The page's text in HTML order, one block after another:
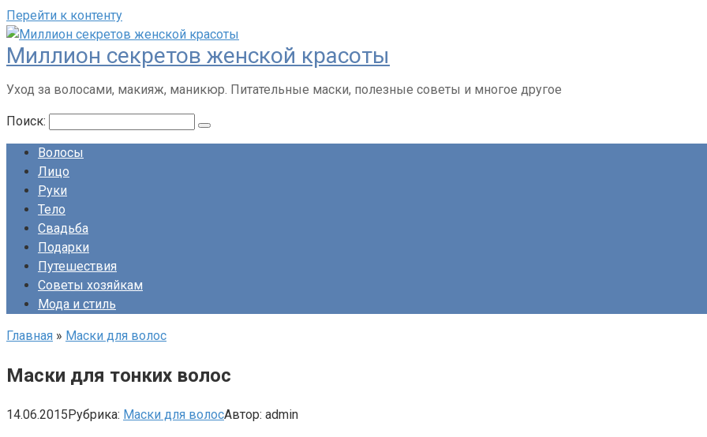
Перейти к контенту
Миллион секретов женской красоты
Уход за волосами, макияж, маникюр. Питательные маски, полезные советы и многое другое
Поиск:
Волосы
Лицо
Руки
Тело
Свадьба
Подарки
Путешествия
Советы хозяйкам
Мода и стиль
Главная » Маски для волос
Маски для тонких волос
14.06.2015Рубрика: Маски для волосАвтор: admin